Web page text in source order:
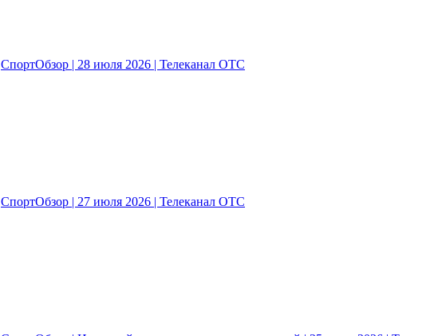
СпортОбзор | 28 июля 2026 | Телеканал ОТС
СпортОбзор | 27 июля 2026 | Телеканал ОТС